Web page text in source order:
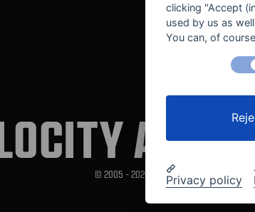
© 2005 - 2026 Velocity Automotive
clicking "Accept
used by us as
You can, of
Privacy policy